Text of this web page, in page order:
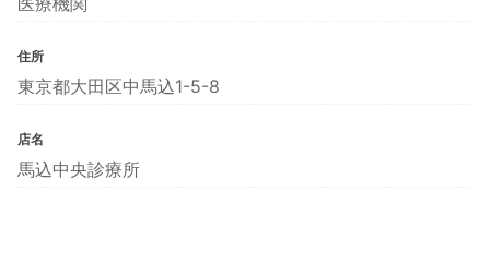
住所
東京都大田区中馬込1-5-8
店名
馬込中央診療所